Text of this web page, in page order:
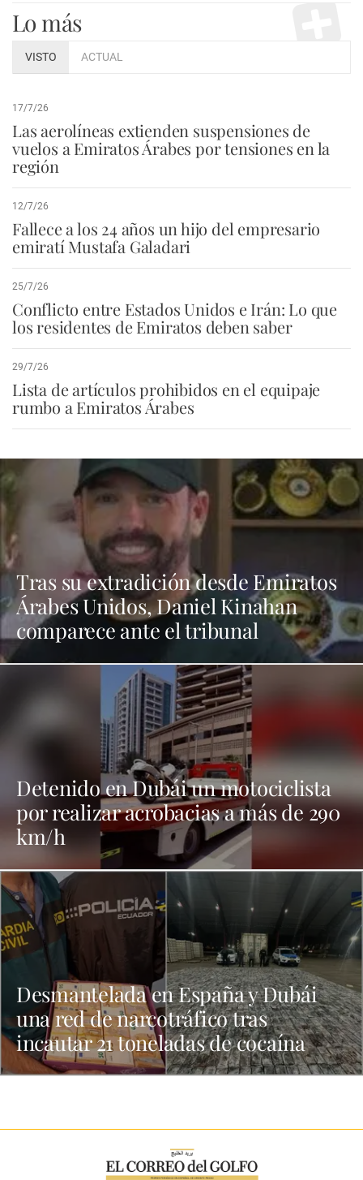
Lo más
VISTO ACTUAL
17/7/26
Las aerolíneas extienden suspensiones de
vuelos a Emiratos Árabes por tensiones en la
región
12/7/26
Fallece a los 24 años un hijo del empresario
emiratí Mustafa Galadari
25/7/26
Conflicto entre Estados Unidos e Irán: Lo que
los residentes de Emiratos deben saber
29/7/26
Lista de artículos prohibidos en el equipaje
rumbo a Emiratos Árabes
Tras su extradición desde Emiratos
Árabes Unidos, Daniel Kinahan
comparece ante el tribunal
Detenido en Dubái un motociclista
por realizar acrobacias a más de 290
km/h
Desmantelada en España y Dubái
una red de narcotráfico tras
incautar 21 toneladas de cocaína